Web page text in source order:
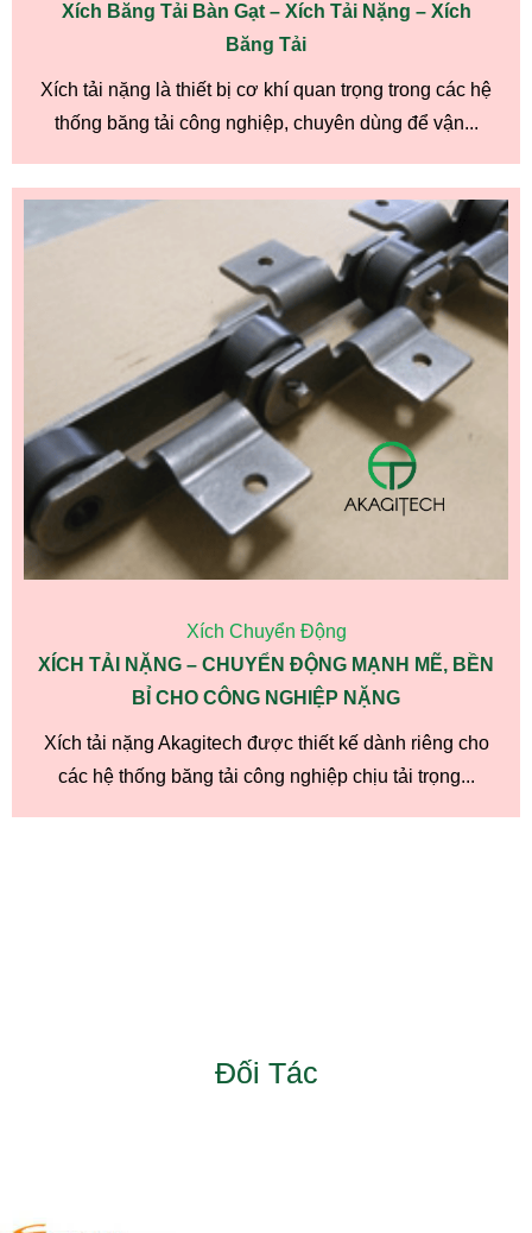
Xích Băng Tải Bàn Gạt – Xích Tải Nặng – Xích
Băng Tải
Xích tải nặng là thiết bị cơ khí quan trọng trong các hệ
thống băng tải công nghiệp, chuyên dùng để vận...
Xích Chuyển Động
XÍCH TẢI NẶNG – CHUYỂN ĐỘNG MẠNH MẼ, BỀN
BỈ CHO CÔNG NGHIỆP NẶNG
Xích tải nặng Akagitech được thiết kế dành riêng cho
các hệ thống băng tải công nghiệp chịu tải trọng...
Đối Tác